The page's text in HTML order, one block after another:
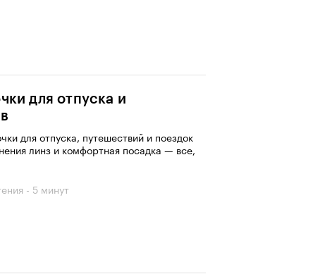
для отпуска и
для отпуска, путешествий и поездок
линз и комфортная посадка — все,
- 5 минут